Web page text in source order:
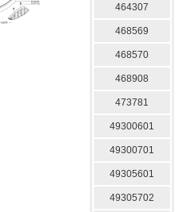
464307
468569
468570
468908
473781
49300601
49300701
49305601
49305702